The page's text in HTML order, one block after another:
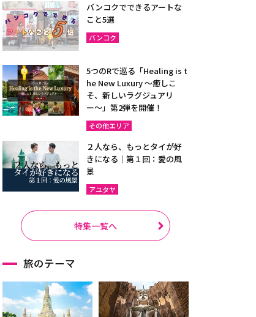
バンコクでできるアートな
こと5選
バンコク
5つのRで巡る「Healing is t
he New Luxury ～癒しこ
そ、新しいラグジュアリ
ー〜」第2弾を開催！
その他エリア
２人なら、もっとタイが好
きになる｜第１回：愛の風
景
アユタヤ
特集一覧へ
旅のテーマ